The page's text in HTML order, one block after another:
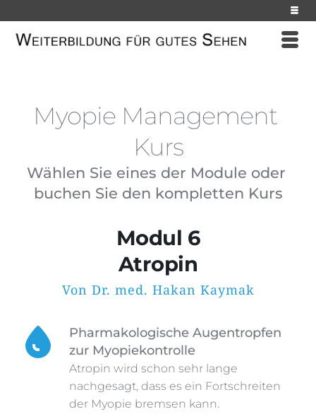
Myopie Management
Kurs
Wählen Sie eines der Module oder
buchen Sie den kompletten Kurs
Modul 6
Atropin
Von Dr. med. Hakan Kaymak
Pharmakologische Augentropfen
zur Myopiekontrolle
Atropin wird schon sehr lange
nachgesagt, dass es ein Fortschreiten
der Myopie bremsen kann.